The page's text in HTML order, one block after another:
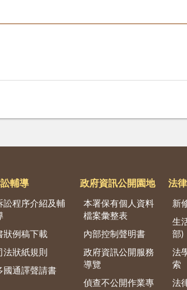
輔導
訟程序介紹及輔
狀例稿下載
法狀紙規則
國通譯聲請書
政府資訊公開園地
本署保有個人資料
檔案彙整表
內部控制聲明書
政府資訊公開服務
導覽
偵查不公開作業專
法
新
生
部)
法
索
法